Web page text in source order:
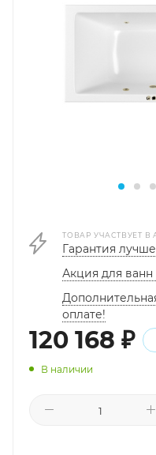
ТОВАР УЧАСТВУЕТ В
Гарантия
Акция для ванн
оплате!
120 168 ₽
В наличии